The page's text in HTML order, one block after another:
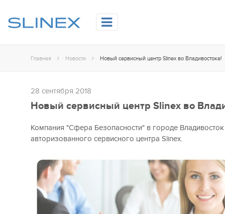
Главная Новости Новый сервисный центр Slinex во Владивостоке!
28 сентября 2018
Новый сервисный центр Slinex во
Компания "Сфера Безопасности" в городе Владивосток
авторизованного сервисного центра Slinex.